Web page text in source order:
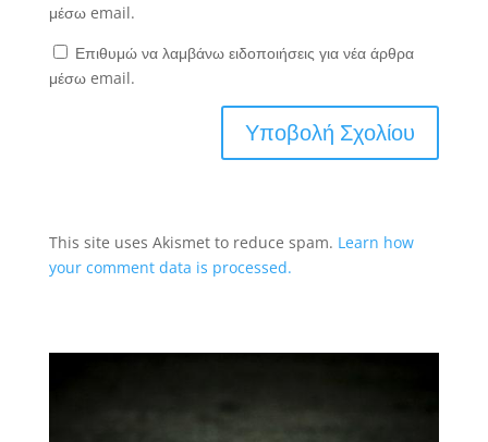
μέσω email.
Επιθυμώ να λαμβάνω ειδοποιήσεις για νέα άρθρα
μέσω email.
This site uses Akismet to reduce spam. Learn how
your comment data is processed.